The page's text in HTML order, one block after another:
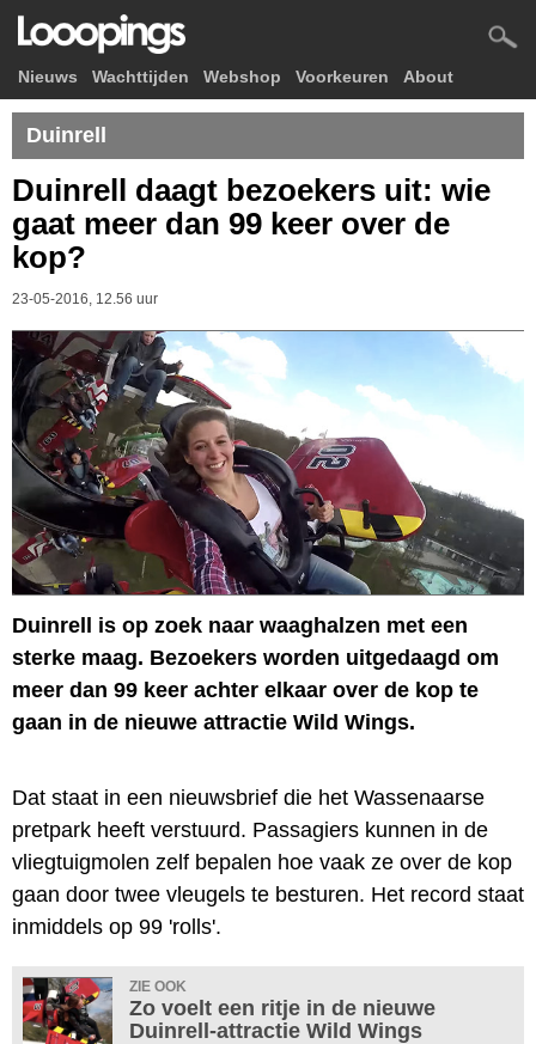
Nieuws Wachttijden Webshop Voorkeuren About
Duinrell
Duinrell daagt bezoekers uit: wie
gaat meer dan 99 keer over de
kop?
23-05-2016, 12.56 uur
Duinrell is op zoek naar waaghalzen met een
sterke maag. Bezoekers worden uitgedaagd om
meer dan 99 keer achter elkaar over de kop te
gaan in de nieuwe attractie Wild Wings.
Dat staat in een nieuwsbrief die het Wassenaarse
pretpark heeft verstuurd. Passagiers kunnen in de
vliegtuigmolen zelf bepalen hoe vaak ze over de kop
gaan door twee vleugels te besturen. Het record staat
inmiddels op 99 'rolls'.
ZIE OOK
Zo voelt een ritje in de nieuwe
Duinrell-attractie Wild Wings